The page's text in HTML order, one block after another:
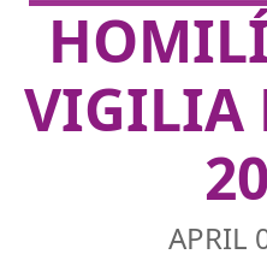
VIGILIA
APRIL